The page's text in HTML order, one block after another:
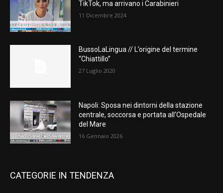
TikTok, ma arrivano i Carabinieri
11 Dicembre 2024
BussoLaLingua // L’origine del termine
“Chiattillo”
27 Luglio 2020
Napoli: Sposa nei dintorni della stazione
centrale, soccorsa e portata all’Ospedale
del Mare
16 Gennaio 2026
CATEGORIE IN TENDENZA